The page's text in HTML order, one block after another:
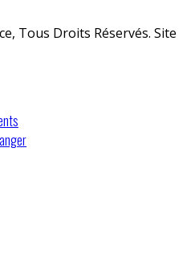
Tous Droits Réservés. Site